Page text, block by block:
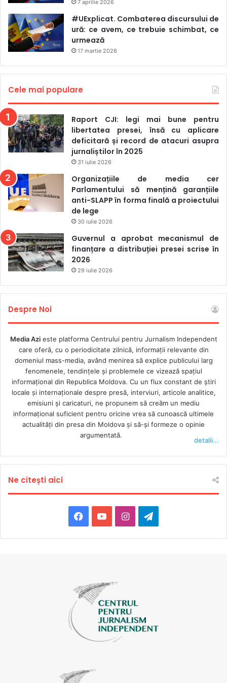
7 aprilie 2026
#UExplicat. Combaterea discursului de
ură: ce avem, ce trebuie schimbat, ce
urmează
17 martie 2026
Cele mai populare
Raport CJI: legi mai bune pentru
libertatea presei, însă cu aplicare
deficitară și record de atacuri asupra
jurnaliștilor în 2025
31 iulie 2026
Organizațiile de media cer
Parlamentului să mențină garanțiile
anti-SLAPP în forma finală a proiectului
de lege
30 iulie 2026
Guvernul a aprobat mecanismul de
finanțare a distribuției presei scrise în
2026
29 iulie 2026
Despre Noi
Media Azieste platforma Centrului pentru Jurnalism Independent
care oferă, cu o periodicitate zilnică, informații relevante din
domeniul mass-media, având menirea să explice publicului larg
fenomenele, tendințele și problemele ce vizează spațiul
informațional din Republica Moldova. Cu un flux constant de ştiri
locale şi internaţionale despre presă, interviuri, articole analitice,
emisiuni și caricaturi, ne propunem să creăm un mediu
informaţional suficient pentru oricine vrea să cunoască ultimele
actualităţi din presa din Moldova şi să-şi formeze o opinie
argumentată.
detalii...
Ne citești aici
Facebook
YouTubeInstagramTelegram